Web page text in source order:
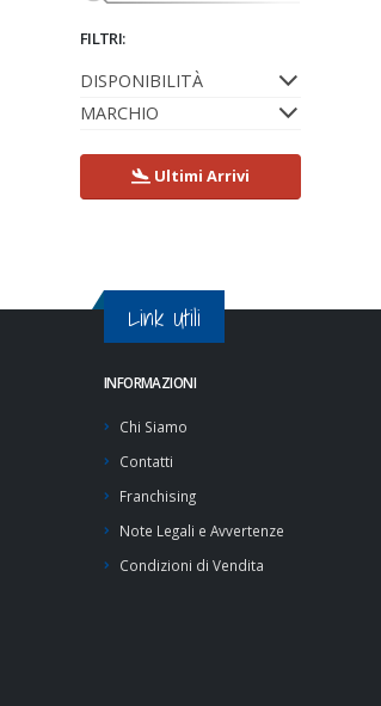
FILTRI:
DISPONIBILITÀ
MARCHIO
Ultimi Arrivi
Link Utili
INFORMAZIONI
Chi Siamo
Contatti
Franchising
Note Legali e Avvertenze
Condizioni di Vendita